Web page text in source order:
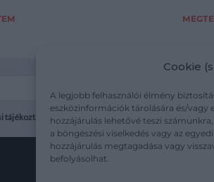
Cookie
A legjobb felhasználói élmény
eszközinformációk tárolására és/vagy
hozzájárulás lehetővé teszi
a böngészési viselkedés vagy az
hozzájárulás megtagadása vagy
befolyásolhat.
tájékoztatót: mutargy.com/adatkezelesi-tajekoztato/